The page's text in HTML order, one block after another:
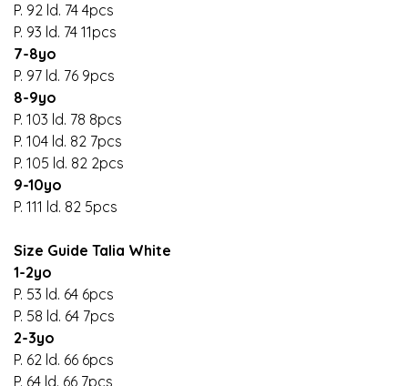
P. 92 ld. 74 4pcs
P. 93 ld. 74 11pcs
7-8yo
P. 97 ld. 76 9pcs
8-9yo
P. 103 ld. 78 8pcs
P. 104 ld. 82 7pcs
P. 105 ld. 82 2pcs
9-10yo
P. 111 ld. 82 5pcs
Size Guide Talia White
1-2yo
P. 53 ld. 64 6pcs
P. 58 ld. 64 7pcs
2-3yo
P. 62 ld. 66 6pcs
P. 64 ld. 66 7pcs